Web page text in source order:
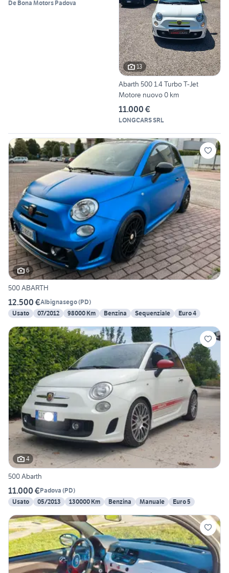
De Bona Motors Padova
13
Abarth 500 1.4 Turbo T-Jet
Motore nuovo 0 km
11.000 €
LONGCARS SRL
6
500 ABARTH
12.500 €Albignasego(PD)
Usato
07/2012 98000 Km Benzina Sequenziale Euro 4
4
500 Abarth
11.000 €Padova (PD)
Usato
05/2013 130000 Km Benzina Manuale Euro 5